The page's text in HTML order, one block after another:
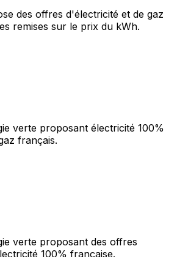
des offres d'électricité et de gaz
remises sur le prix du kWh.
verte proposant électricité 100%
français.
verte proposant des offres
100% française.